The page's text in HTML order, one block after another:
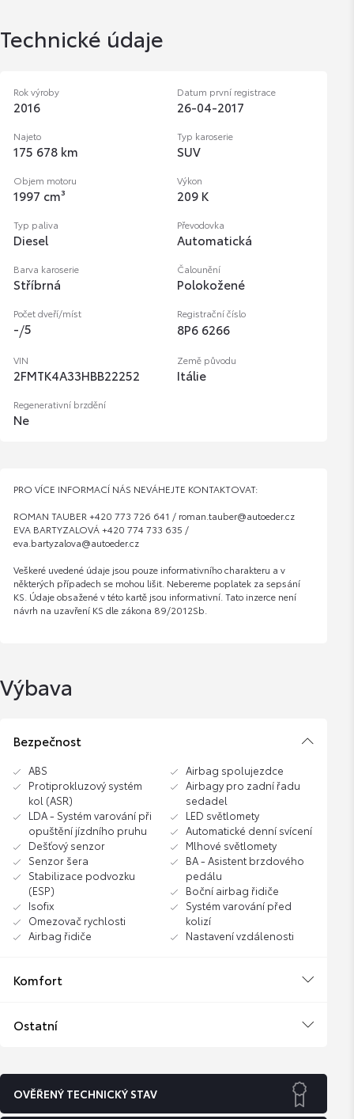
Technické údaje
Rok výroby
2016
Datum první registrace
26-04-2017
Najeto
175 678 km
Typ karoserie
SUV
Objem motoru
1997 cm³
Výkon
209 K
Typ paliva
Diesel
Převodovka
Automatická
Barva karoserie
Stříbrná
Čalounění
Polokožené
Počet dveří/míst
-/5
Registrační číslo
8P6 6266
VIN
2FMTK4A33HBB22252
Země původu
Itálie
Regenerativní brzdění
Ne
PRO VÍCE INFORMACÍ NÁS NEVÁHEJTE KONTAKTOVAT:
ROMAN TAUBER +420 773 726 641 / roman.tauber@autoeder.cz
EVA BARTYZALOVÁ +420 774 733 635 /
eva.bartyzalova@autoeder.cz
Veškeré uvedené údaje jsou pouze informativního charakteru a v
některých případech se mohou lišit. Nebereme poplatek za sepsání
KS. Údaje obsažené v této kartě jsou informativní. Tato inzerce není
návrh na uzavření KS dle zákona 89/2012Sb.
Výbava
Bezpečnost
ABS
Protiprokluzový systém
kol (ASR)
LDA - Systém varování při
opuštění jízdního pruhu
Dešťový senzor
Senzor šera
Stabilizace podvozku
(ESP)
Isofix
Omezovač rychlosti
Airbag řidiče
Airbag spolujezdce
Airbagy pro zadní řadu
sedadel
LED světlomety
Automatické denní svícení
Mlhové světlomety
BA - Asistent brzdového
pedálu
Boční airbag řidiče
Systém varování před
kolizí
Nastavení vzdálenosti
Komfort
Ostatní
OVĚŘENÝ TECHNICKÝ STAV